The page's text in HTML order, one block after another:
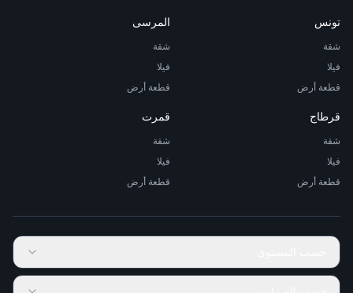
تونس
شقة
فيلا
قطعة أرض
المرسى
شقة
فيلا
قطعة أرض
قرطاج
شقة
فيلا
قطعة أرض
قمرت
شقة
فيلا
قطعة أرض